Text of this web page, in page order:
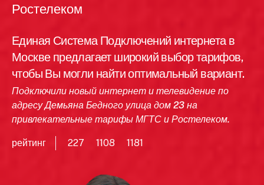
Ростелеком
Единая Система Подключений интернета в
Москве предлагает широкий выбор тарифов,
чтобы Вы могли найти оптимальный вариант.
Подключили новый интернет и телевидение по
адресу Демьяна Бедного улица дом 23 на
привлекательные тарифы МГТС и Ростелеком.
рейтинг 227 1108 1181